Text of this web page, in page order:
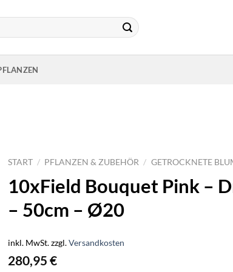
START / PFLANZEN & ZUBEHÖR / GETROCKNETE
10xField Bouquet Pink –
– 50cm – Ø20
inkl. MwSt.zzgl.Versandkosten
280,95€